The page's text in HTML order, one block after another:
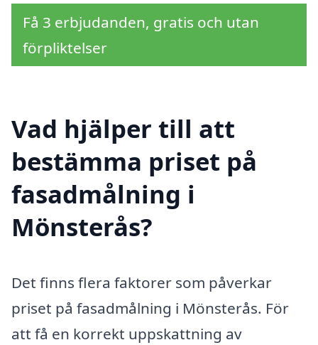
Få 3 erbjudanden, gratis och utan
förpliktelser
Vad hjälper till att
bestämma priset på
fasadmålning i
Mönsterås?
Det finns flera faktorer som påverkar
priset på fasadmålning i Mönsterås. För
att få en korrekt uppskattning av